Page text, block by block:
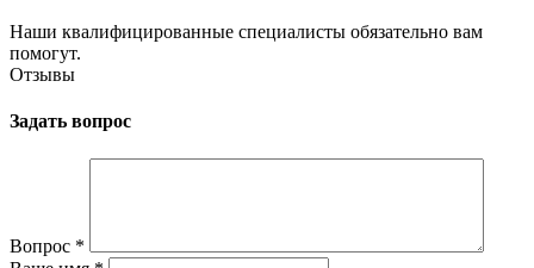
Наши квалифицированные специалисты обязательно вам
помогут.
Отзывы
Задать вопрос
Вопрос *